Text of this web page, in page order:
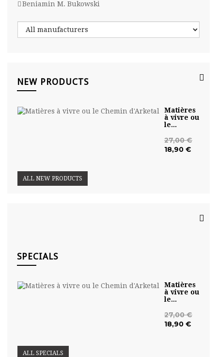
Beniamin M. Bukowski
NEW PRODUCTS
Matières
à vivre ou
le...
27,00 €
18,90 €
ALL NEW PRODUCTS
SPECIALS
Matières
à vivre ou
le...
27,00 €
18,90 €
ALL SPECIALS